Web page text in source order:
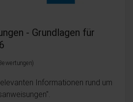
- Grundlagen für
Informationen rund um